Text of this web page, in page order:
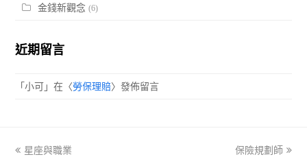
金錢新觀念 (6)
近期留言
「小可 」在〈勞保理賠〉發佈留言
previous
星座與職業
next
保險規劃師